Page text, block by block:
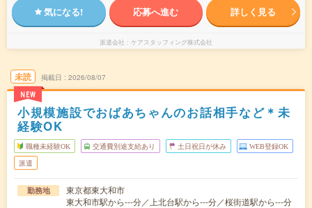
気になる! 応募へ進む 詳しく見る
派遣会社 ケアスタッフィング株式会社
未読
NEW
掲載日 2026/08/07
小規模施設でおばあちゃんのお話相手など＊未
経験OK
職種未経験OK 交通費別途支給あり 土日祝日が休み WEB登録OK
派遣
勤務地
東京都東大和市
東大和市駅から---分／上北台駅から---分／桜街道駅から---分